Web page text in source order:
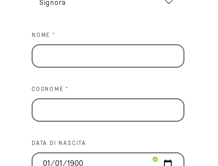
NOME *
COGNOME *
DATA DI NASCITA